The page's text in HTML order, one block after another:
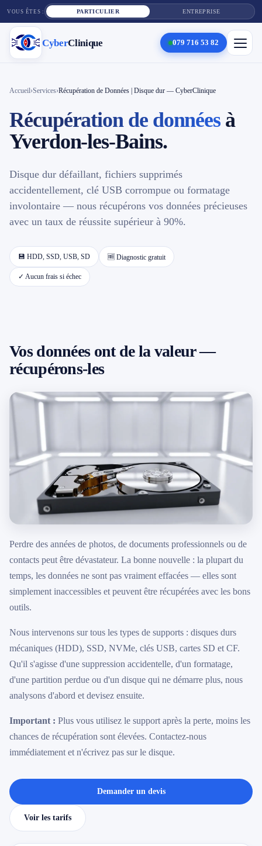
VOUS ÊTES : PARTICULIER ENTREPRISE
CyberClinique 079 716 53 82
Cyber Clinique ×
Tarifs
📱 Réparation téléphone par marque
Région d'Yverdon 6
Gros-de-Vaud
Hors zone 2
→ Toutes les zones d'intervention (21 villes)
079 716 53 82
Accueil›Services›Récupération de Données | Disque dur — CyberClinique
Récupération de données à
Yverdon-les-Bains.
Disque dur défaillant, fichiers supprimés
accidentellement, clé USB corrompue ou formatage
involontaire — nous récupérons vos données précieuses
avec un taux de réussite supérieur à 90%.
💾 HDD, SSD, USB, SD 🆓 Diagnostic gratuit
✓ Aucun frais si échec
Vos données ont de la valeur —
récupérons-les
Perdre des années de photos, de documents professionnels ou de
contacts peut être dévastateur. La bonne nouvelle : la plupart du
temps, les données ne sont pas vraiment effacées — elles sont
simplement inaccessibles et peuvent être récupérées avec les bons
outils.
Nous intervenons sur tous les types de supports : disques durs
mécaniques (HDD), SSD, NVMe, clés USB, cartes SD et CF.
Qu'il s'agisse d'une suppression accidentelle, d'un formatage,
d'une partition perdue ou d'un disque qui ne démarre plus, nous
analysons d'abord et devisez ensuite.
Important : Plus vous utilisez le support après la perte, moins les
chances de récupération sont élevées. Contactez-nous
immédiatement et n'écrivez pas sur le disque.
Demander un devis
Voir les tarifs